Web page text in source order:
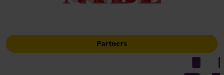
Partners